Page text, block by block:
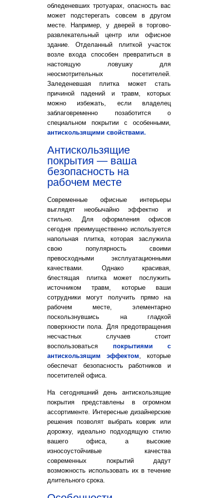
обледеневших тротуарах, опасность вас
может подстерегать совсем в другом
месте. Например, у дверей в торгово-
развлекательный центр или офисное
здание. Отделанный плиткой участок
возле входа способен превратиться в
настоящую ловушку для
неосмотрительных посетителей.
Заледеневшая плитка может стать
причиной падений и травм, которых
можно избежать, если владелец
заблаговременно позаботится о
специальном покрытии с особенными,
антискользящими свойствами.
Антискользящие
покрытия — ваша
безопасность на
рабочем месте
Современные офисные интерьеры
выглядят необычайно эффектно и
стильно. Для оформления офисов
сегодня преимущественно используется
напольная плитка, которая заслужила
свою популярность своими
превосходными эксплуатационными
качествами. Однако красивая,
блестящая плитка может послужить
источником травм, которые ваши
сотрудники могут получить прямо на
рабочем месте, элементарно
поскользнувшись на гладкой
поверхности пола. Для предотвращения
несчастных случаев стоит
воспользоваться покрытиями с
антискользящим эффектом , которые
обеспечат безопасность работников и
посетителей офиса.
На сегодняшний день антискользящие
покрытия представлены в огромном
ассортименте. Интересные дизайнерские
решения позволят выбрать коврик или
дорожку, идеально подходящую стилю
вашего офиса, а высокие
износоустойчивые качества
современных покрытий дадут
возможность использовать их в течение
длительного срока.